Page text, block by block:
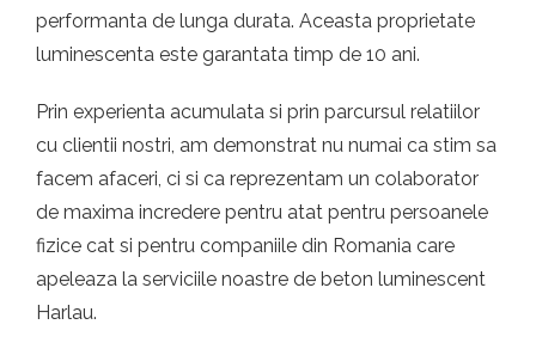
performanta de lunga durata. Aceasta proprietate
luminescenta este garantata timp de 10 ani.
Prin experienta acumulata si prin parcursul relatiilor
cu clientii nostri, am demonstrat nu numai ca stim sa
facem afaceri, ci si ca reprezentam un colaborator
de maxima incredere pentru atat pentru persoanele
fizice cat si pentru companiile din Romania care
apeleaza la serviciile noastre de beton luminescent
Harlau.